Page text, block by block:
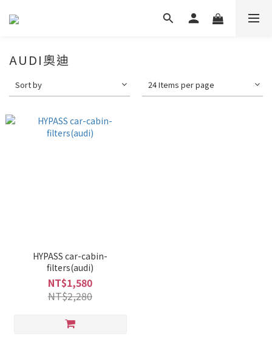
AUDI奧迪
Sort by 24 Items per page
HYPASS car-cabin-
filters(audi)
NT$1,580
NT$2,280